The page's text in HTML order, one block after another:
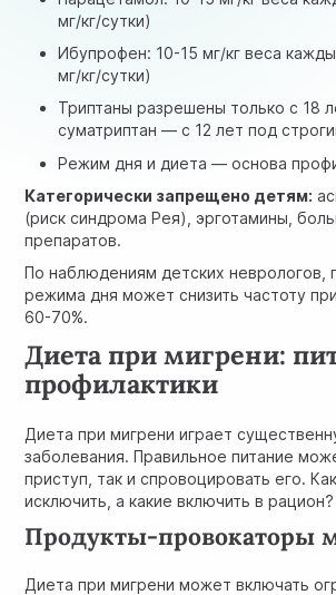
мг/кг/сутки)
Ибупрофен: 10-15 мг/кг веса
мг/кг/сутки)
Триптаны разрешены только с 18
суматриптан — с 12 лет под
Режим дня и диета — основа
Категорически запрещено детям:
(риск синдрома Рея), эрготамины,
препаратов.
По наблюдениям детских неврологов,
режима дня может снизить частоту
60-70%.
Диета при мигрени:
профилактики
Диета при мигрени играет
заболевания. Правильное питание
приступ, так и спровоцировать его.
исключить, а какие включить в рацион?
Продукты-провокаторы
Диета при мигрени может включать